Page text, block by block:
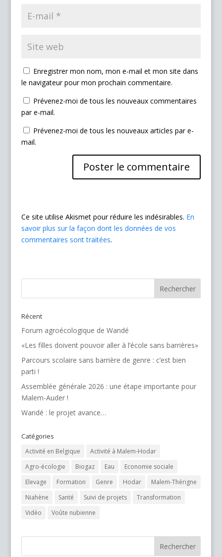
Enregistrer mon nom, mon e-mail et mon site dans
le navigateur pour mon prochain commentaire.
Prévenez-moi de tous les nouveaux commentaires
par e-mail.
Prévenez-moi de tous les nouveaux articles par e-
mail.
Ce site utilise Akismet pour réduire les indésirables. En
savoir plus sur la façon dont les données de vos
commentaires sont traitées.
Récent
Forum agroécologique de Wandé
«Les filles doivent pouvoir aller à l’école sans barrières»
Parcours scolaire sans barrière de genre : c’est bien
parti !
Assemblée générale 2026 : une étape importante pour
Malem-Auder !
Wandé : le projet avance…
Catégories
Activité en Belgique
Activité à Malem-Hodar
Agro-écologie
Biogaz Eau
Economie sociale
Elevage
Formation Genre Hodar
Malem-Thérigne
Niahène
Santé Suivi de projets
Transformation
Vidéo
Voûte nubienne